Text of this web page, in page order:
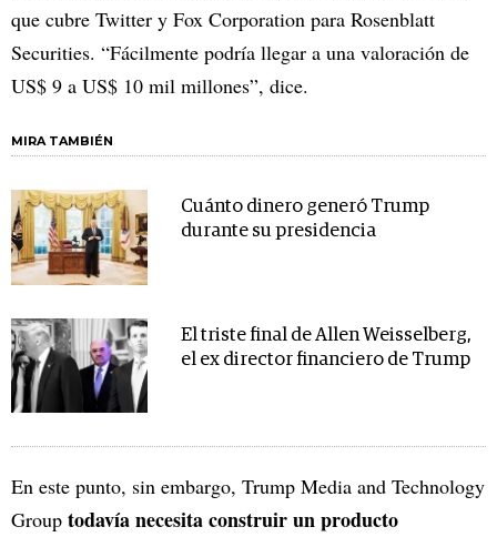
que cubre Twitter y Fox Corporation para Rosenblatt
Securities. “Fácilmente podría llegar a una valoración de
US$ 9 a US$ 10 mil millones”, dice.
MIRA TAMBIÉN
Cuánto dinero generó Trump
durante su presidencia
El triste final de Allen Weisselberg,
el ex director financiero de Trump
En este punto, sin embargo, Trump Media and Technology
Group todavía necesita construir un producto